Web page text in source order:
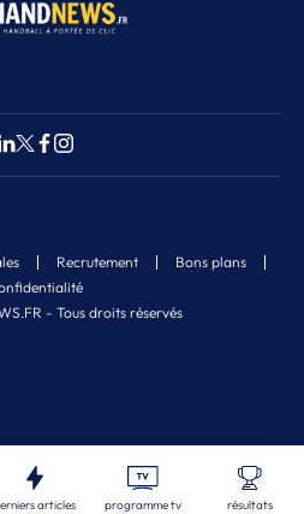
Fermer
- Tous droits réservés
Recrutement
Bons plans
articles programme tv résultats
articles